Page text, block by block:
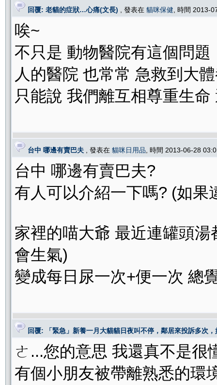
回覆: 老貓的症狀…心痛(文長) , 發表在 貓咪保健 , 時間 2013-
唉~
不只是 動物醫院有這個問題
人的醫院 也常常 急救到大
只能說 我們離互相尊重生
台中 哪邊有賣巴夫 , 發表在 貓咪日用品 , 時間 2013-06-28
台中 哪邊有賣巴夫?
有人可以介紹一下嗎? (如果
家裡的喵大爺 最近連罐頭
會生氣)
變成每日尿一次+便一次 總
回覆: 「緊急」新養一月大貓貓日夜叫不停，鄰居來投訴多次
ㄜ...您的意思 我還真不是很
有個小朋友被帶離熟悉的環